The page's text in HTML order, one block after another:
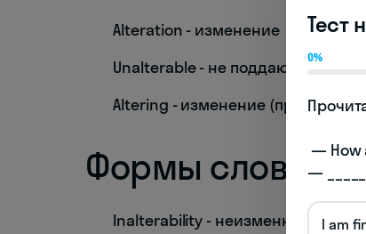
Alteration - изменение
Unalterable - не поддающийся
Altering - изменение (процесс)
Формы слова
Inalterability - неизменность
Тест
0%
—
I am